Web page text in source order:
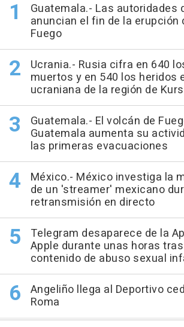
Guatemala.- Las autoridades
anuncian el fin de la erupción
Fuego
Ucrania.- Rusia cifra en 640
muertos y en 540 los heridos
ucraniana de la región de
Guatemala.- El volcán de
Guatemala aumenta su
las primeras evacuaciones
México.- México investiga la
de un 'streamer' mexicano
retransmisión en directo
Telegram desaparece de la
Apple durante unas horas
contenido de abuso sexual
Angeliño llega al Deportivo
Roma